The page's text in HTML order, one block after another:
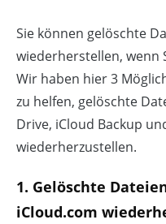
Sie können gelöschte
wiederherstellen, wenn
Wir haben hier 3
zu helfen, gelöschte
Drive, iCloud Backup
wiederherzustellen.
1. Gelöschte
iCloud.com